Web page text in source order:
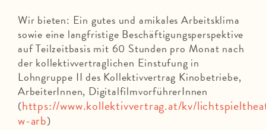
Wir bieten: Ein gutes und amikales Arbeitsklima
sowie eine langfristige Beschäftigungsperspektive
auf Teilzeitbasis mit 60 Stunden pro Monat nach
der kollektivvertraglichen Einstufung in
Lohngruppe II des Kollektivvertrag Kinobetriebe,
ArbeiterInnen, DigitalfilmvorführerInnen
(https://www.kollektivvertrag.at/kv/
w-arb)